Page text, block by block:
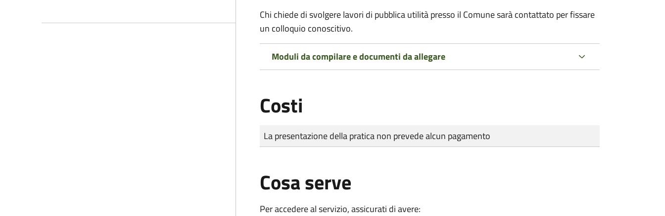
Chi chiede di svolgere lavori di pubblica utilità presso il Comune sarà contattato per fissare
un colloquio conoscitivo.
Moduli da compilare e documenti da allegare
Costi
Tipo di pagamento
Importo
La presentazione della pratica non prevede alcun pagamento
Cosa serve
Per accedere al servizio, assicurati di avere: